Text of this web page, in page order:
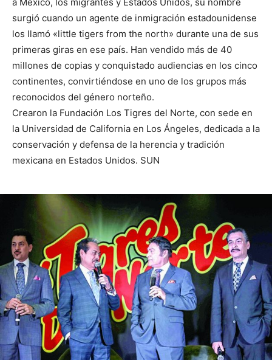
surgió cuando un agente de inmigración estadounidense
los llamó «little tigers from the north» durante una de sus
primeras giras en ese país. Han vendido más de 40
millones de copias y conquistado audiencias en los cinco
continentes, convirtiéndose en uno de los grupos más
reconocidos del género norteño.
Crearon la Fundación Los Tigres del Norte, con sede en
la Universidad de California en Los Ángeles, dedicada a la
conservación y defensa de la herencia y tradición
mexicana en Estados Unidos. SUN